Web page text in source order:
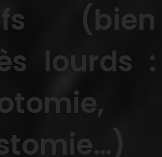
(bien
lourds :